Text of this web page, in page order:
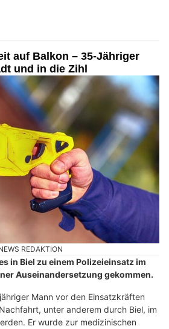
auf Balkon – 35-Jähriger
und in die Zihl
REDAKTION
in Biel zu einem Polizeieinsatz im
Auseinandersetzung gekommen.
Mann vor den Einsatzkräften
unter anderem durch Biel, im
Er wurde zur medizinischen